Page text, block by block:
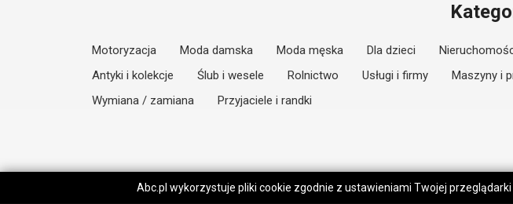
Motoryzacja Moda damska Moda męska Dla dzieci
Antyki i kolekcje
Ślub i wesele Rolnictwo Usługi i firmy Maszyny i
Wymiana / zamiana
Przyjaciele i randki
Abc.pl wykorzystuje pliki cookie zgodnie z ustawieniami Twojej